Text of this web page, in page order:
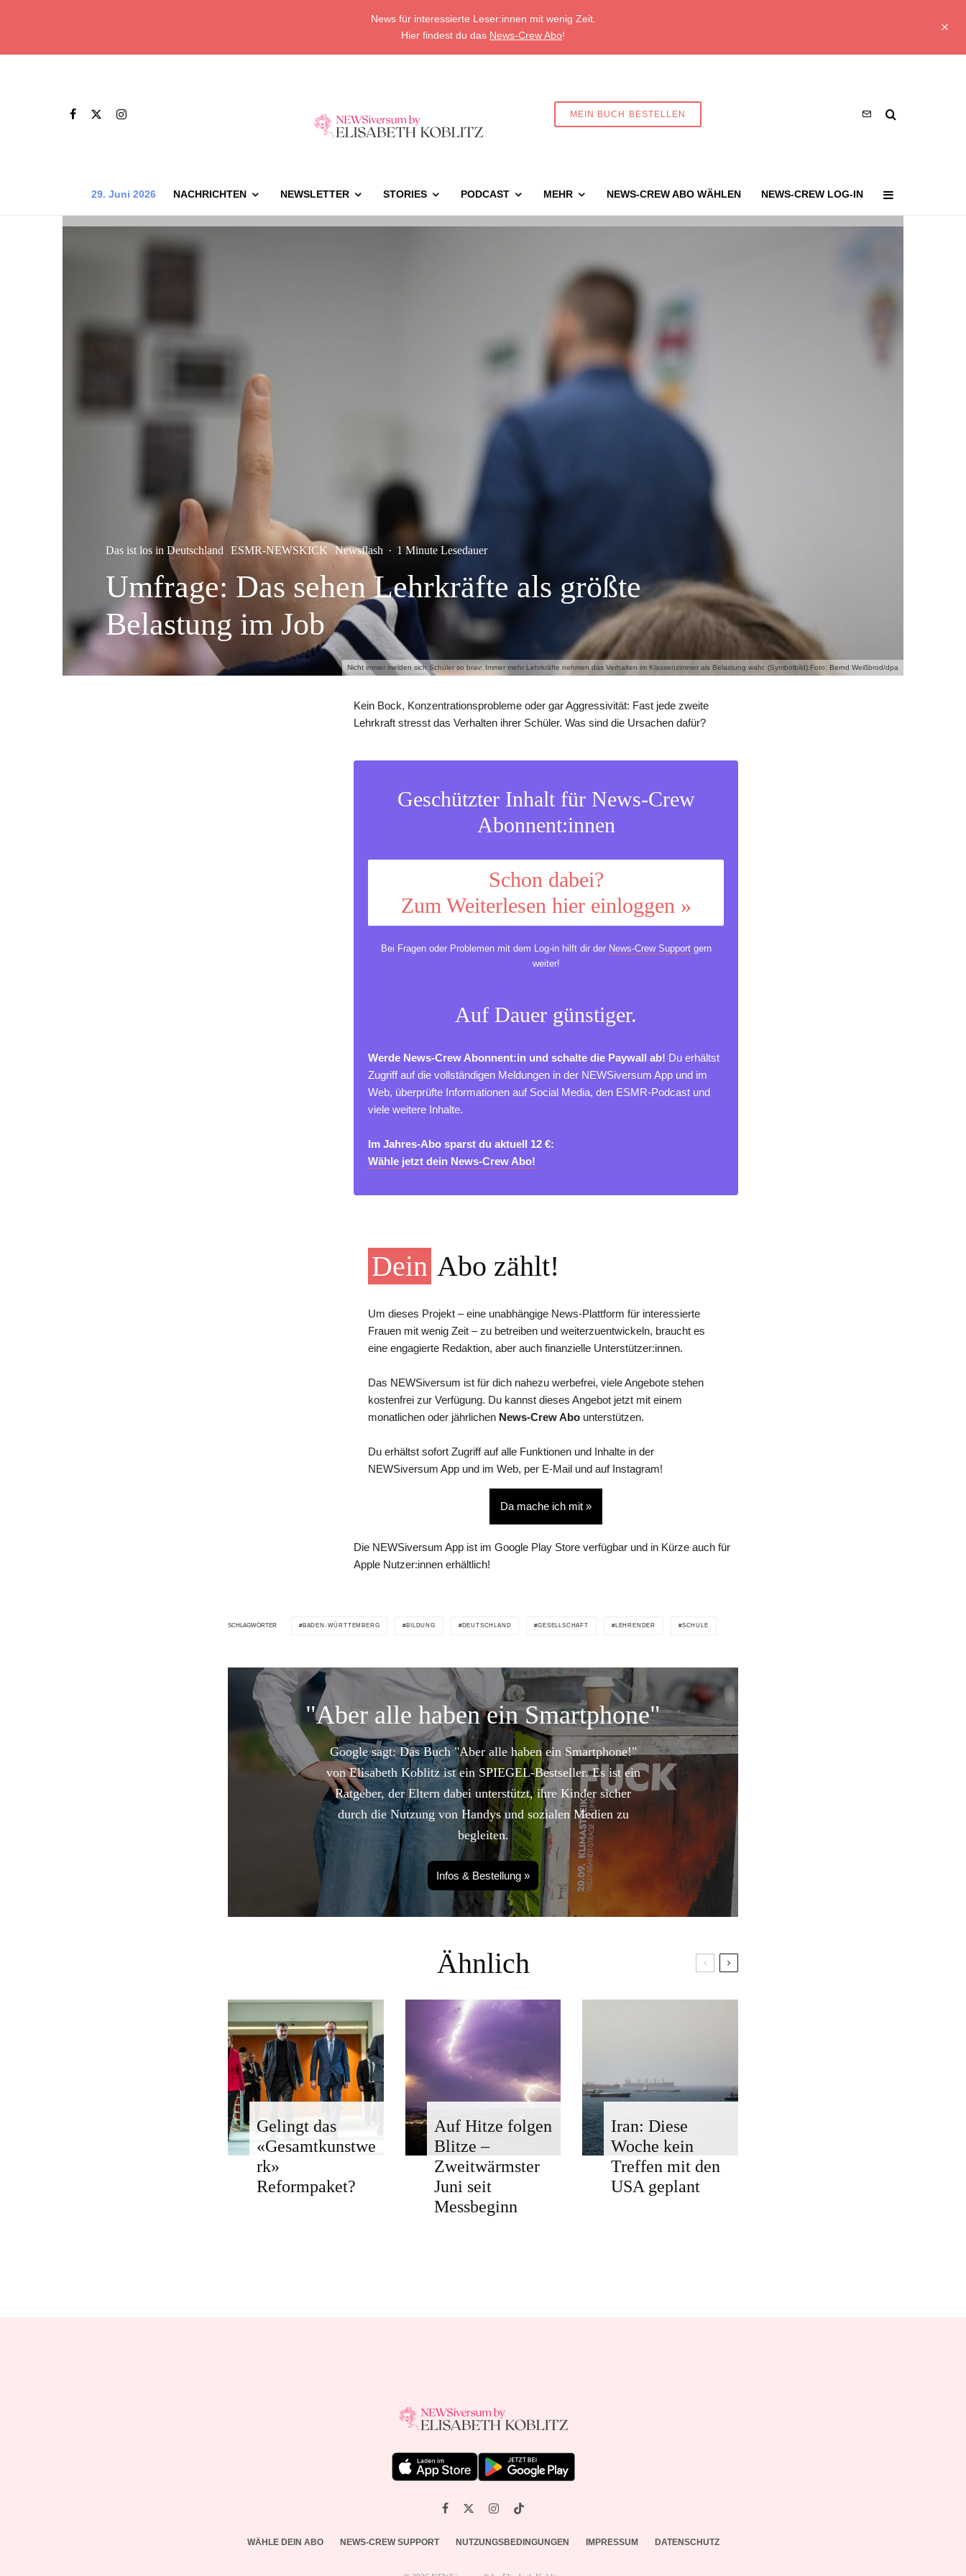
News für interessierte Leser:innen mit wenig Zeit.
Hier findest du das News-Crew Abo!
MEIN BUCH BESTELLEN
29. Juni 2026 NACHRICHTEN NEWSLETTER STORIES PODCAST MEHR NEWS-CREW ABO WÄHLEN NEWS-CREW LOG-IN
Nicht immer melden sich Schüler so brav: Immer mehr Lehrkräfte nehmen das Verhalten im Klassenzimmer als Belastung wahr. (Symbolbild) Foto: Bernd Weißbrod/dpa
Das ist los in Deutschland ESMR-NEWSKICK Newsflash · 1 Minute Lesedauer
Umfrage: Das sehen Lehrkräfte als größte
Belastung im Job
Kein Bock, Konzentrationsprobleme oder gar Aggressivität: Fast jede zweite
Lehrkraft stresst das Verhalten ihrer Schüler. Was sind die Ursachen dafür?
Geschützter Inhalt für News-Crew
Abonnent:innen
Schon dabei?
Zum Weiterlesen hier einloggen »
Bei Fragen oder Problemen mit dem Log-in hilft dir der News-Crew Supportgern
weiter!
Auf Dauer günstiger.
Werde News-Crew Abonnent:in und schalte die Paywall ab! Du erhältst
Zugriff auf die vollständigen Meldungen in der NEWSiversum App und im
Web, überprüfte Informationen auf Social Media, den ESMR-Podcast und
viele weitere Inhalte.
Im Jahres-Abo sparst du aktuell 12 €:
Wähle jetzt dein News-Crew Abo!
Dein Abo zählt!
Um dieses Projekt – eine unabhängige News-Plattform für interessierte
Frauen mit wenig Zeit – zu betreiben und weiterzuentwickeln, braucht es
eine engagierte Redaktion, aber auch finanzielle Unterstützer:innen.
Das NEWSiversum ist für dich nahezu werbefrei, viele Angebote stehen
kostenfrei zur Verfügung. Du kannst dieses Angebot jetzt mit einem
monatlichen oder jährlichen News-Crew Abo unterstützen.
Du erhältst sofort Zugriff auf alle Funktionen und Inhalte in der
NEWSiversum App und im Web, per E-Mail und auf Instagram!
Da mache ich mit »
Die NEWSiversum App ist im Google Play Store verfügbar und in Kürze auch für
Apple Nutzer:innen erhältlich!
SCHLAGWÖRTER BADEN-WÜRTTEMBERG BILDUNG DEUTSCHLAND GESELLSCHAFT LEHRENDER SCHULE
"Aber alle haben ein Smartphone"
Google sagt: Das Buch "Aber alle haben ein Smartphone!"
von Elisabeth Koblitz ist ein SPIEGEL-Bestseller. Es ist ein
Ratgeber, der Eltern dabei unterstützt, ihre Kinder sicher
durch die Nutzung von Handys und sozialen Medien zu
begleiten.
Infos & Bestellung »
Ähnlich
Gelingt das
«Gesamtkunstwe
rk»
Reformpaket?
Auf Hitze folgen
Blitze –
Zweitwärmster
Juni seit
Messbeginn
Iran: Diese
Woche kein
Treffen mit den
USA geplant
WÄHLE DEIN ABO NEWS-CREW SUPPORT NUTZUNGSBEDINGUNGEN IMPRESSUM DATENSCHUTZ